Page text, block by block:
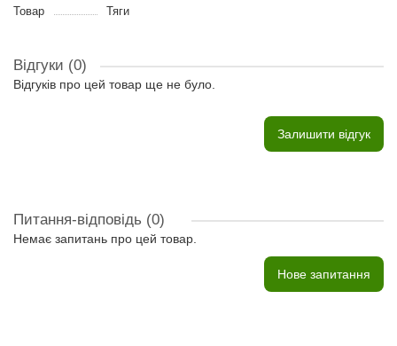
Товар
Тяги
Відгуки (0)
Відгуків про цей товар ще не було.
Залишити відгук
Питання-відповідь (0)
Немає запитань про цей товар.
Нове запитання